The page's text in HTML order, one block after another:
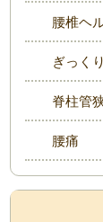
腰椎ヘ
ぎっく
脊柱管
腰痛